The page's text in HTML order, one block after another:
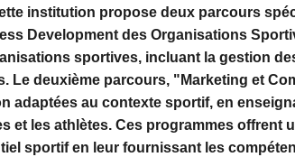
institution propose deux parcours
Development des Organisations
sportives, incluant la gestion
Le deuxième parcours, "Marketing et
adaptées au contexte sportif, en
et les athlètes. Ces programmes offrent
sportif en leur fournissant les